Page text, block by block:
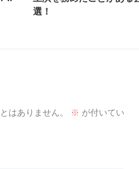
選！
はありません。 ※ が付いてい